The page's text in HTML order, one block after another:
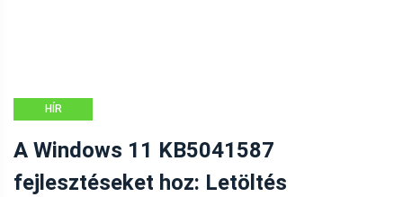
HÍR
A Windows 11 KB5041587
fejlesztéseket hoz: Letöltés